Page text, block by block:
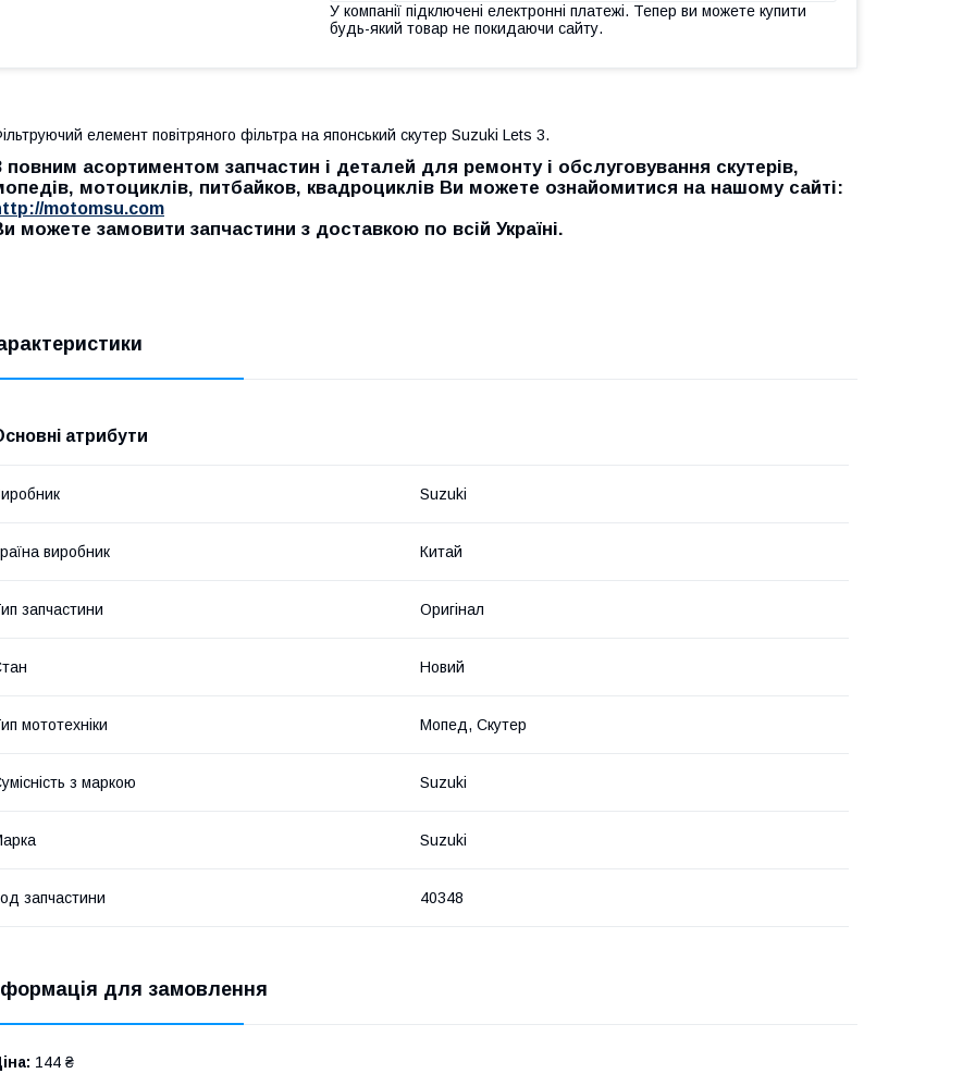
У компанії підключені електронні платежі. Тепер ви можете купити
будь-який товар не покидаючи сайту.
елемент повітряного фільтра на японський скутер Suzuki Lets 3.
повним асортиментом запчастин і деталей для ремонту і обслуговування скутерів,
мотоциклів, питбайков, квадроциклів Ви можете ознайомитися на нашому сайті:
motomsu.com
можете замовити запчастини з доставкою по всій Україні.
атрибути
Suzuki
виробник Китай
запчастини Оригінал
Новий
мототехніки Мопед, Скутер
з маркою Suzuki
Suzuki
запчастини 40348
для замовлення
144 ₴